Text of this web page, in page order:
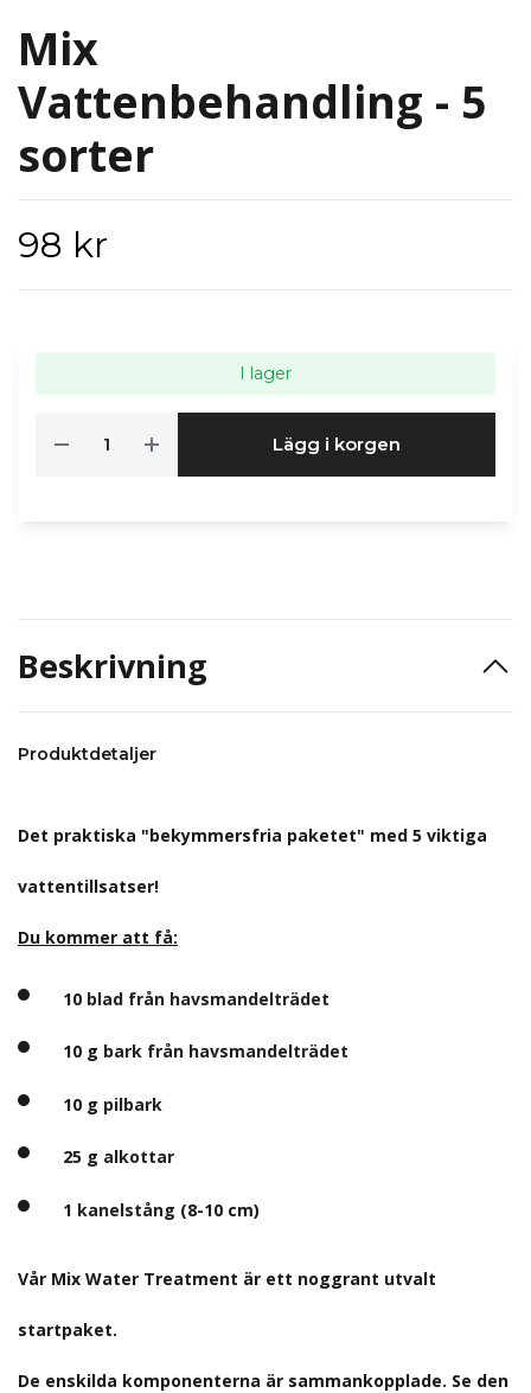
Mix
Vattenbehandling - 5
sorter
98 kr
I lager
Lägg i korgen
Beskrivning
Produktdetaljer
Det praktiska "bekymmersfria paketet" med 5 viktiga
vattentillsatser!
Du kommer att få:
10 blad från havsmandelträdet
10 g bark från havsmandelträdet
10 g pilbark
25 g alkottar
1 kanelstång (8-10 cm)
Vår Mix Water Treatment är ett noggrant utvalt
startpaket.
De enskilda komponenterna är sammankopplade. Se den